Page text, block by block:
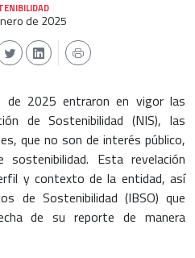
de 2025
de 2025 entraron en vigor las
de Sostenibilidad (NIS), las
que no son de interés público,
Esta revelación
y contexto de la entidad, así
de Sostenibilidad (IBSO) que
de su reporte de manera